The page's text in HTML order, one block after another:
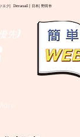
エク| Deranail | 日本| 野田市
先)